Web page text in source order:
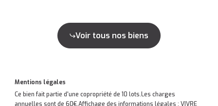
Voir tous nos biens
Mentions légales
Ce bien fait partie d'une copropriété de 10 lots.Les charges
annuelles sont de 60€.Affichage des informations légales : VIVRE